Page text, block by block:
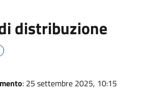
distribuzione
: 25 settembre 2025, 10:15